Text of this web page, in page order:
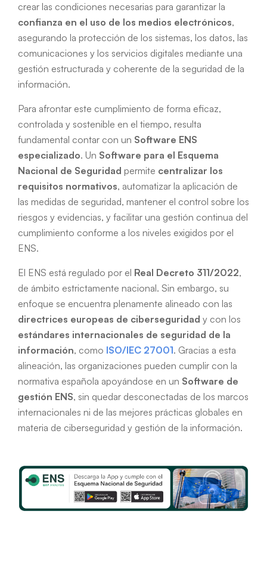
crear las condiciones necesarias para garantizar la
confianza en el uso de los medios electrónicos,
asegurando la protección de los sistemas, los datos, las
comunicaciones y los servicios digitales mediante una
gestión estructurada y coherente de la seguridad de la
información.
Para afrontar este cumplimiento de forma eficaz,
controlada y sostenible en el tiempo, resulta
fundamental contar con un Software ENS
especializado. Un Software para el Esquema
Nacional de Seguridad permite centralizar los
requisitos normativos, automatizar la aplicación de
las medidas de seguridad, mantener el control sobre los
riesgos y evidencias, y facilitar una gestión continua del
cumplimiento conforme a los niveles exigidos por el
ENS.
El ENS está regulado por el Real Decreto 311/2022,
de ámbito estrictamente nacional. Sin embargo, su
enfoque se encuentra plenamente alineado con las
directrices europeas de ciberseguridad y con los
estándares internacionales de seguridad de la
información, como ISO/IEC 27001. Gracias a esta
alineación, las organizaciones pueden cumplir con la
normativa española apoyándose en un Software de
gestión ENS, sin quedar desconectadas de los marcos
internacionales ni de las mejores prácticas globales en
materia de ciberseguridad y gestión de la información.